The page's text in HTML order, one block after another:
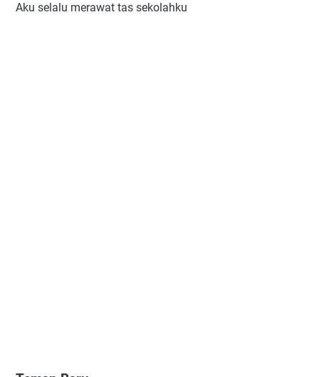
Aku selalu merawat tas sekolahku